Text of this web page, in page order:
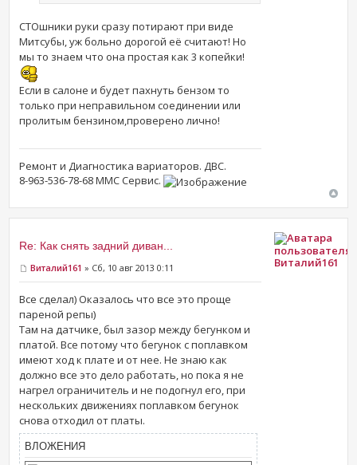
СТОшники руки сразу потирают при виде
Митсубы, уж больно дорогой её считают! Но
мы то знаем что она простая как 3 копейки!
Если в салоне и будет пахнуть бензом то
только при неправильном соединении или
пролитым бензином,проверено лично!
Ремонт и Диагностика вариаторов. ДВС.
8-963-536-78-68 ММС Сервис.
Re: Как снять задний диван...
Виталий161 » Сб, 10 авг 2013 0:11
Все сделал) Оказалось что все это проще
пареной репы)
Там на датчике, был зазор между бегунком и
платой. Все потому что бегунок с поплавком
имеют ход к плате и от нее. Не знаю как
должно все это дело работать, но пока я не
нагрел ограничитель и не подогнул его, при
нескольких движениях поплавком бегунок
снова отходил от платы.
ВЛОЖЕНИЯ
Виталий161